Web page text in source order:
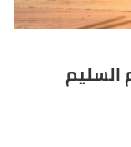
السليم